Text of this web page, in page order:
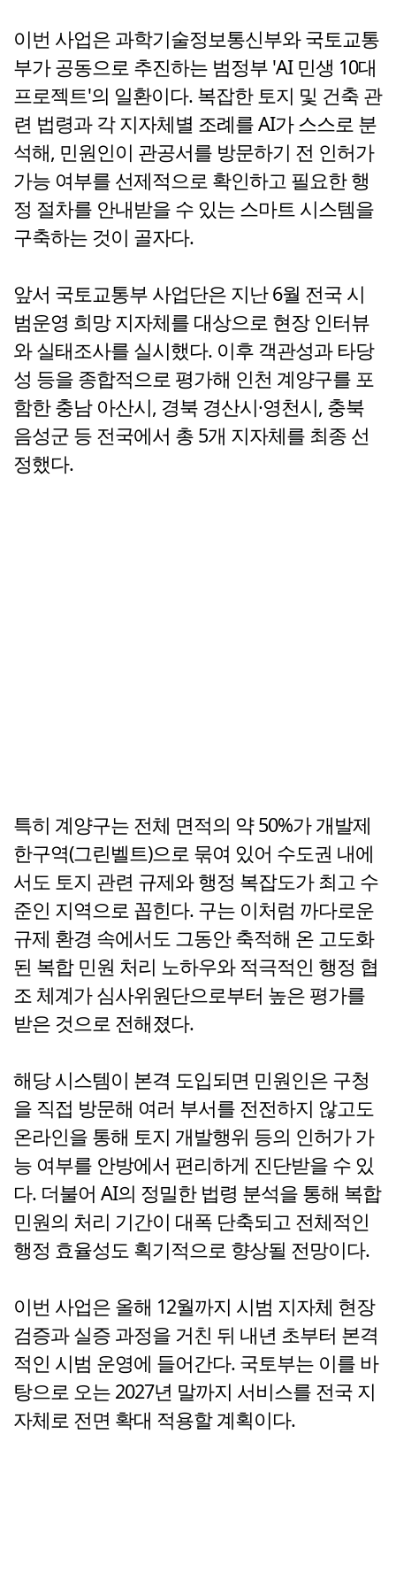
이번 사업은 과학기술정보통신부와 국토교통
부가 공동으로 추진하는 범정부 'AI 민생 10대
프로젝트'의 일환이다. 복잡한 토지 및 건축 관
련 법령과 각 지자체별 조례를 AI가 스스로 분
석해, 민원인이 관공서를 방문하기 전 인허가
가능 여부를 선제적으로 확인하고 필요한 행
정 절차를 안내받을 수 있는 스마트 시스템을
구축하는 것이 골자다.
앞서 국토교통부 사업단은 지난 6월 전국 시
범운영 희망 지자체를 대상으로 현장 인터뷰
와 실태조사를 실시했다. 이후 객관성과 타당
성 등을 종합적으로 평가해 인천 계양구를 포
함한 충남 아산시, 경북 경산시·영천시, 충북
음성군 등 전국에서 총 5개 지자체를 최종 선
정했다.
특히 계양구는 전체 면적의 약 50%가 개발제
한구역(그린벨트)으로 묶여 있어 수도권 내에
서도 토지 관련 규제와 행정 복잡도가 최고 수
준인 지역으로 꼽힌다. 구는 이처럼 까다로운
규제 환경 속에서도 그동안 축적해 온 고도화
된 복합 민원 처리 노하우와 적극적인 행정 협
조 체계가 심사위원단으로부터 높은 평가를
받은 것으로 전해졌다.
해당 시스템이 본격 도입되면 민원인은 구청
을 직접 방문해 여러 부서를 전전하지 않고도
온라인을 통해 토지 개발행위 등의 인허가 가
능 여부를 안방에서 편리하게 진단받을 수 있
다. 더불어 AI의 정밀한 법령 분석을 통해 복합
민원의 처리 기간이 대폭 단축되고 전체적인
행정 효율성도 획기적으로 향상될 전망이다.
이번 사업은 올해 12월까지 시범 지자체 현장
검증과 실증 과정을 거친 뒤 내년 초부터 본격
적인 시범 운영에 들어간다. 국토부는 이를 바
탕으로 오는 2027년 말까지 서비스를 전국 지
자체로 전면 확대 적용할 계획이다.